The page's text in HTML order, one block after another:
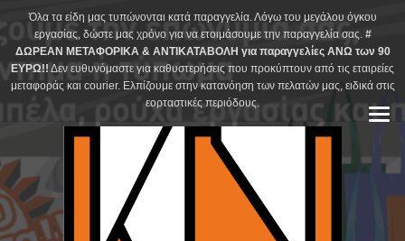
content
Όλα τα είδη μας τυπώνονται κατά παραγγελία. Λόγω του μεγάλου όγκου
εργασίας, δώστε μας χρόνο για να ετοιμάσουμε την παραγγελία σας. #
ΔΩΡΕΑΝ ΜΕΤΑΦΟΡΙΚΑ & ΑΝΤΙΚΑΤΑΒΟΛΗ για παραγγελίες ΑΝΩ των 90
ΕΥΡΩ!! Δεν ευθυνόμαστε για καθυστερήσεις που προκύπτουν από τις εταιρείες
μεταφοράς και courier. Ελπίζουμε στην κατανόηση των πελατών μας, ειδικά στις
εορταστικές περιόδους.